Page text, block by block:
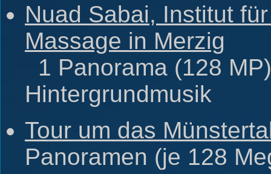
Nuad Sabai, Institut
Massage in Merzig
1 Panorama (128
Hintergrundmusik
Tour um das
Panoramen (je 128